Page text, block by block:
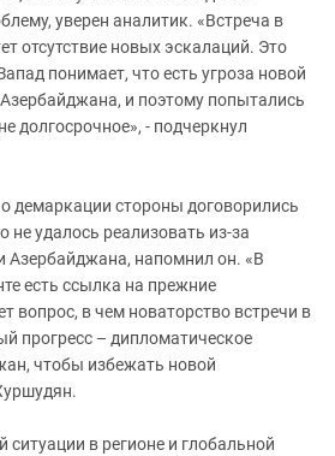
уверен аналитик. «Встреча в
отсутствие новых эскалаций. Это
понимает, что есть угроза новой
и поэтому попытались
долгосрочное», - подчеркнул
демаркации стороны договорились
не удалось реализовать из-за
Азербайджана, напомнил он. «В
есть ссылка на прежние
вопрос, в чем новаторство встречи в
прогресс – дипломатическое
чтобы избежать новой
в регионе и глобальной